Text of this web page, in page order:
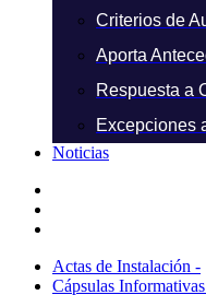
Criterios de
Aporta
Respuesta a
Excepciones
Noticias
Actas de Instalación -
Cápsulas